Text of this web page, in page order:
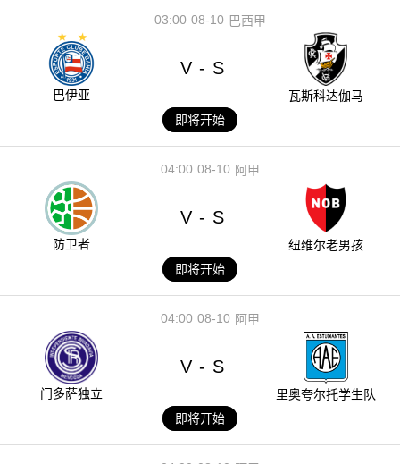
08-10
03:00 巴西甲
巴伊亚
V - S
瓦斯科达伽马
即将开始
08-10
04:00 阿甲
防卫者
V - S
纽维尔老男孩
即将开始
08-10
04:00 阿甲
门多萨独立
V - S
里奥夸尔托学生队
即将开始